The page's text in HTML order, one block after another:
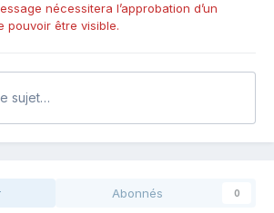
nécessitera l’approbation d’un
pouvoir être visible.
sujet…
Abonnés 0